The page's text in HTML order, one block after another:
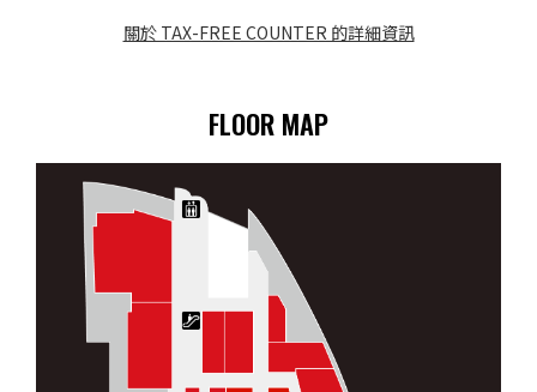
關於 TAX-FREE COUNTER 的詳細資訊
FLOOR MAP